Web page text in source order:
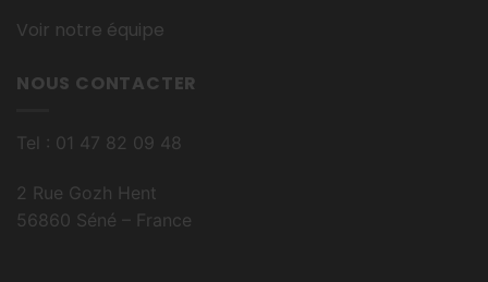
Voir notre équipe
NOUS CONTACTER
Tel : 01 47 82 09 48
2 Rue Gozh Hent
56860 Séné – France